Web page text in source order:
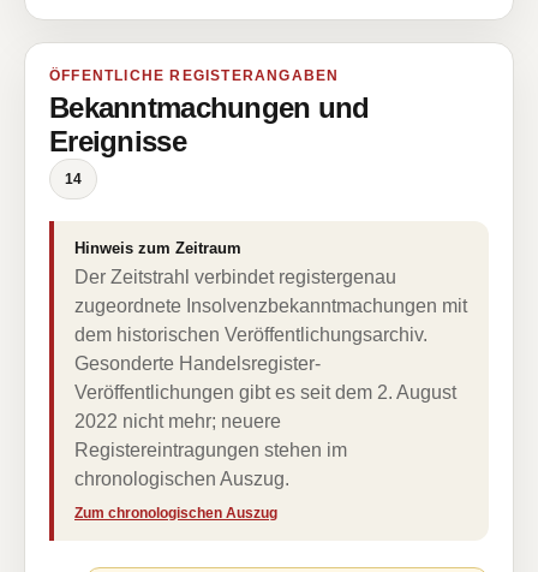
ÖFFENTLICHE REGISTERANGABEN
Bekanntmachungen und
Ereignisse
14
Hinweis zum Zeitraum
Der Zeitstrahl verbindet registergenau
zugeordnete Insolvenzbekanntmachungen mit
dem historischen Veröffentlichungsarchiv.
Gesonderte Handelsregister-
Veröffentlichungen gibt es seit dem 2. August
2022 nicht mehr; neuere
Registereintragungen stehen im
chronologischen Auszug.
Zum chronologischen Auszug